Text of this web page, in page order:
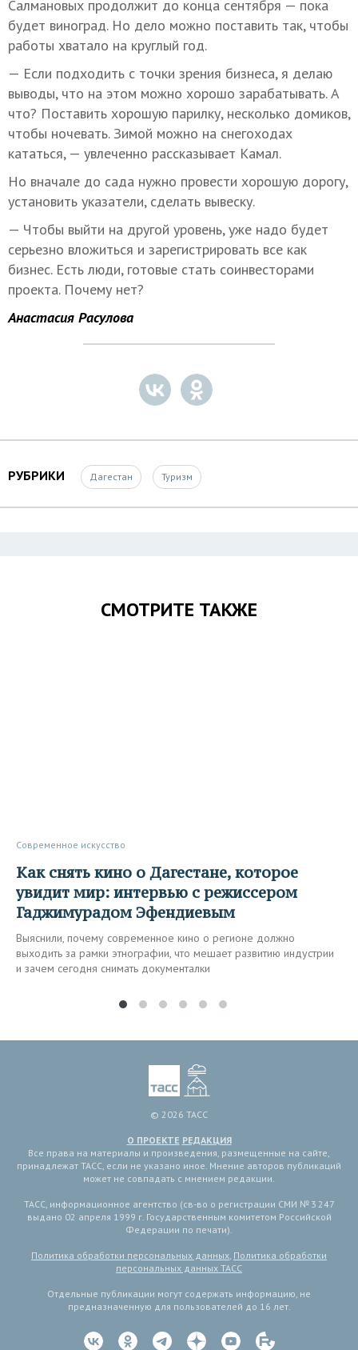
Салмановых продолжит до конца сентября — пока
будет виноград. Но дело можно поставить так, чтобы
работы хватало на круглый год.
— Если подходить с точки зрения бизнеса, я делаю
выводы, что на этом можно хорошо зарабатывать. А
что? Поставить хорошую парилку, несколько домиков,
чтобы ночевать. Зимой можно на снегоходах
кататься, — увлеченно рассказывает Камал.
Но вначале до сада нужно провести хорошую дорогу,
установить указатели, сделать вывеску.
— Чтобы выйти на другой уровень, уже надо будет
серьезно вложиться и зарегистрировать все как
бизнес. Есть люди, готовые стать соинвесторами
проекта. Почему нет?
Анастасия Расулова
РУБРИКИ Дагестан Туризм
СМОТРИТЕ ТАКЖЕ
Современное искусство
Как снять кино о Дагестане, которое
увидит мир: интервью с режиссером
Гаджимурадом Эфендиевым
Выяснили, почему современное кино о регионе должно
выходить за рамки этнографии, что мешает развитию индустрии
и зачем сегодня снимать документалки
© 2026 ТАСС
О ПРОЕКТЕ РЕДАКЦИЯ
Все права на материалы и произведения, размещенные на сайте,
принадлежат ТАСС, если не указано иное. Мнение авторов публикаций
может не совпадать с мнением редакции.
ТАСС, информационное агентство (св-во о регистрации СМИ № 3 247
выдано 02 апреля 1999 г. Государственным комитетом Российской
Федерации по печати).
Политика обработки персональных данных Политика обработки
персональных данных ТАСС
Отдельные публикации могут содержать информацию, не
предназначенную для пользователей до 16 лет.